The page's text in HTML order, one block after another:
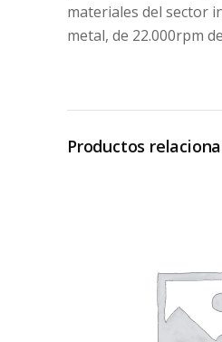
materiales del sector
metal, de 22.000rpm
Productos